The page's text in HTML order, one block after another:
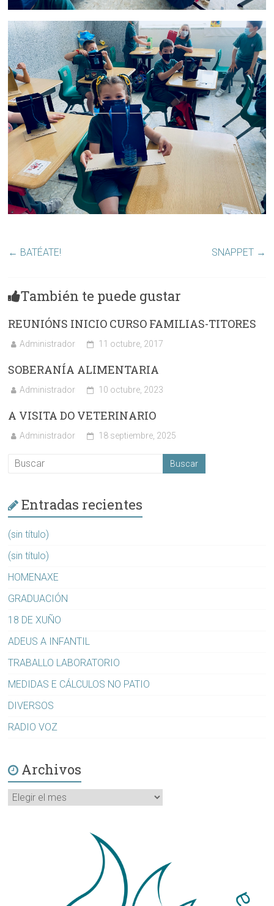
← BATÉATE! SNAPPET →
También te puede gustar
REUNIÓNS INICIO CURSO FAMILIAS-TITORES
Administrador 11 octubre, 2017
SOBERANÍA ALIMENTARIA
Administrador 10 octubre, 2023
A VISITA DO VETERINARIO
Administrador 18 septiembre, 2025
Entradas recientes
(sin título)
(sin título)
HOMENAXE
GRADUACIÓN
18 DE XUÑO
ADEUS A INFANTIL
TRABALLO LABORATORIO
MEDIDAS E CÁLCULOS NO PATIO
DIVERSOS
RADIO VOZ
Archivos
Archivos